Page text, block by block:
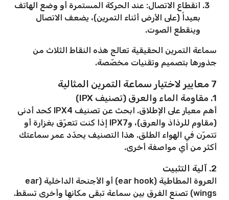
انقطاع الاتصال: عند الحركة المستمرة أو وضع الهاتف
بعيداً (على الأرض أثناء التمرين)، يضعف الاتصال
وينقطع الصوت.
سماعة التمرين الحقيقية تعالج هذه النقاط الثلاث من
جذورها بتصميم وتقنيات مخصّصة.
7 معايير لاختيار سماعة التمرين المثالية
1. مقاومة الماء والعرق (تصنيف IPX)
أهم معيار على الإطلاق. ابحث عن تصنيف IPX4 كحد أدنى
(مقاوم للرذاذ والعرق)، وIPX7 إذا كنت تتعرّق بغزارة أو
تتمرّن في الهواء الطلق. هذا التصنيف يحدّد عمر سماعتك
أكثر من أي مواصفة أخرى.
2. آلية التثبيت
العروة المطاطية (ear hook) أو الأجنحة الداخلية (ear
wings) تصنع الفرق بين سماعة تبقى مكانها وأخرى تسقط.